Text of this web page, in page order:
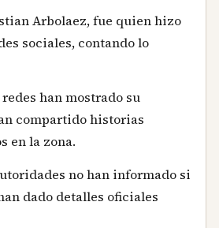
Arbolaez, fue quien hizo
sociales, contando lo
han mostrado su
compartido historias
en la zona.
no han informado si
dado detalles oficiales